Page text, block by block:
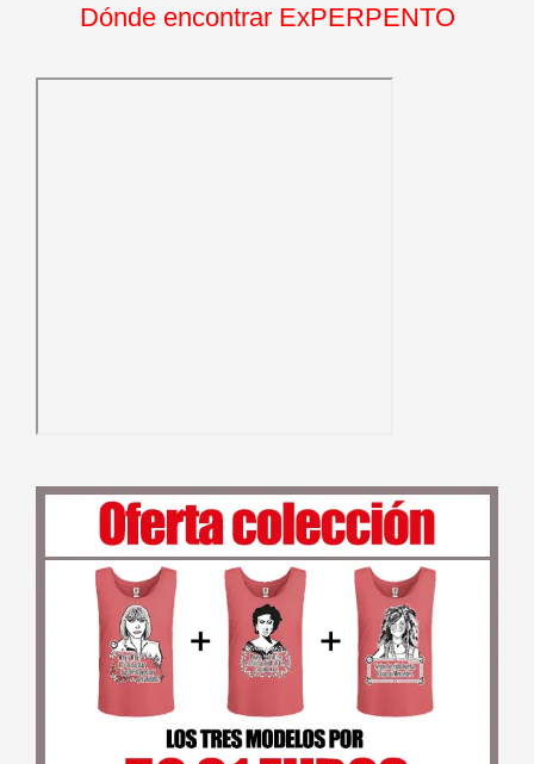
Dónde encontrar ExPERPENTO